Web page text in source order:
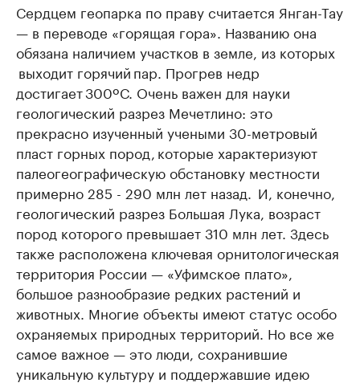
Сердцем геопарка по праву считается Янган-Тау
— в переводе «горящая гора». Названию она
обязана наличием участков в земле, из которых
выходит горячий пар. Прогрев недр
достигает 300ºС. Очень важен для науки
геологический разрез Мечетлино: это
прекрасно изученный учеными 30-метровый
пласт горных пород, которые характеризуют
палеогеографическую обстановку местности
примерно 285 - 290 млн лет назад. И, конечно,
геологический разрез Большая Лука, возраст
пород которого превышает 310 млн лет. Здесь
также расположена ключевая орнитологическая
территория России — «Уфимское плато»,
большое разнообразие редких растений и
животных. Многие объекты имеют статус особо
охраняемых природных территорий. Но все же
самое важное — это люди, сохранившие
уникальную культуру и поддержавшие идею